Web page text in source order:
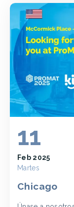
11
Feb 2025
Martes
Chicago